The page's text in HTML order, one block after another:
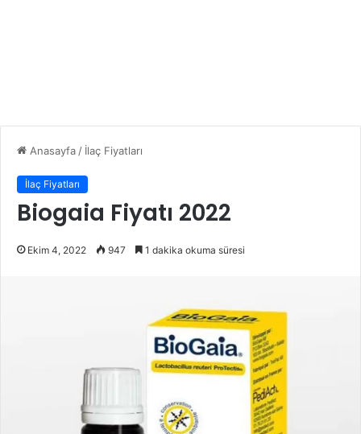
Anasayfa/ İlaç Fiyatları
İlaç Fiyatları
Biogaia Fiyatı 2022
Ekim 4, 2022 947 1 dakika okuma süresi